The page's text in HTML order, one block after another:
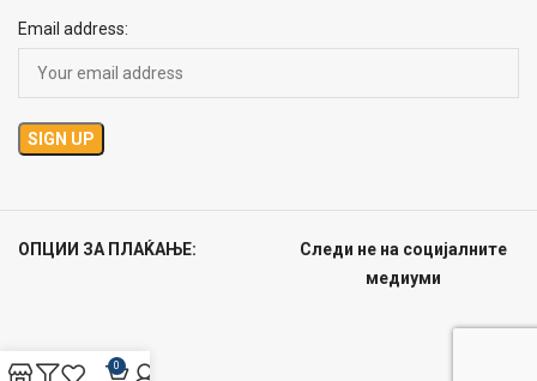
Email address:
ОПЦИИ ЗА ПЛАЌАЊЕ:
Следи не на социјалните
медиуми
0